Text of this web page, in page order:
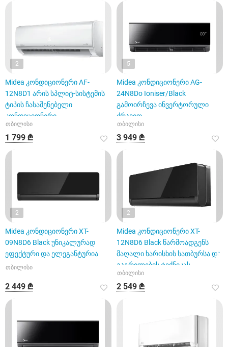
2
Midea კონდიციონერი AF-
12N8D1 არის სპლიტ-სისტემის
ტიპის ჩასაშენებელი
კონდიციონერი
თბილისი
1 799 ₾
5
Midea კონდიციონერი AG-
24N8Do Ioniser/Black
გამოირჩევა ინვერტორული
ძრავით
თბილისი
3 949 ₾
2
Midea კონდიციონერი XT-
09N8D6 Black უნიკალურად
ეფექტური და ელეგანტურია
თბილისი
2 449 ₾
2
Midea კონდიციონერი XT-
12N8D6 Black წარმოადგენს
მაღალი ხარისხის სათბურსა და
გაგრილების ტექნიკას
თბილისი
2 549 ₾